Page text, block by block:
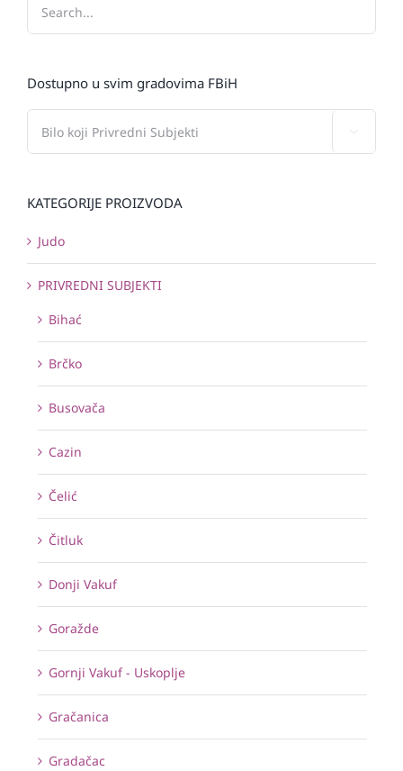
Dostupno u svim gradovima FBiH
KATEGORIJE PROIZVODA
Judo
PRIVREDNI SUBJEKTI
Bihać
Brčko
Busovača
Cazin
Čelić
Čitluk
Donji Vakuf
Goražde
Gornji Vakuf - Uskoplje
Gračanica
Gradačac